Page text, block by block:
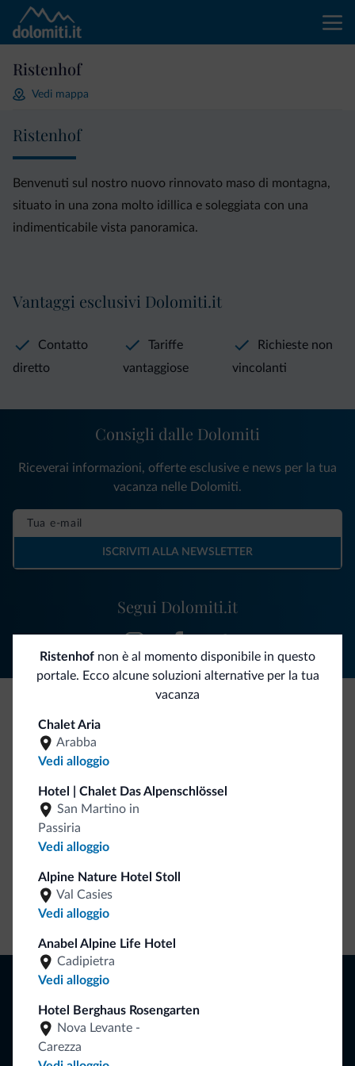
Ristenhof
Vedi mappa
Ristenhof
Benvenuti sul nostro nuovo rinnovato maso di montagna,
situato in una zona molto idillica e soleggiata con una
indimenticabile vista panoramica.
Ristenhof non è al momento disponibile in questo
portale. Ecco alcune soluzioni alternative per la tua
vacanza
Chalet Aria
Arabba
Vedi alloggio
Hotel | Chalet Das Alpenschlössel
San Martino in
Passiria
Vedi alloggio
Alpine Nature Hotel Stoll
Val Casies
Vedi alloggio
Anabel Alpine Life Hotel
Cadipietra
Vedi alloggio
Hotel Berghaus Rosengarten
Nova Levante -
Carezza
Vantaggi esclusivi Dolomiti.it
Contatto
diretto
Tariffe
vantaggiose
Richieste non
vincolanti
Segui Dolomiti.it
Consigli dalle Dolomiti
Riceverai informazioni, offerte esclusive e news per la tua
vacanza nelle Dolomiti.
ISCRIVITI ALLA NEWSLETTER
Be Original, scopri la nuova collezione
Ce l'avete chiesto in tanti. Ecco la nuova collezione firmata
Dolomiti.it!
Attività locali